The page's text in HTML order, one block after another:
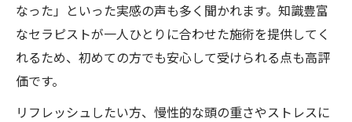
なった」といった実感の声も多く聞かれます。知識豊富
なセラピストが一人ひとりに合わせた施術を提供してく
れるため、初めての方でも安心して受けられる点も高評
価です。
リフレッシュしたい方、慢性的な頭の重さやストレスに